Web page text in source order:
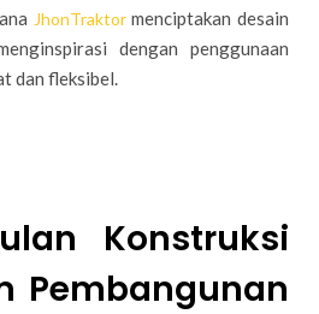
JhonTraktormenciptakan desain
dengan penggunaan
dan fleksibel.
Konstruksi
Pembangunan